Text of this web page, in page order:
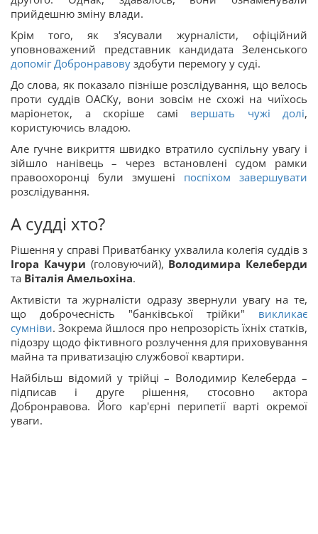
прийдешню зміну влади.
Крім того, як з'ясували журналісти, офіційний
уповноважений представник кандидата Зеленського
допоміг Добронравову здобути перемогу у суді.
До слова, як показало пізніше розслідування, що велось
проти суддів ОАСКу, вони зовсім не схожі на чиїхось
маріонеток, а скоріше самі вершать чужі долі,
користуючись владою.
Але гучне викриття швидко втратило суспільну увагу і
зійшло нанівець – через встановлені судом рамки
правоохоронці були змушені поспіхом завершувати
розслідування.
А судді хто?
Рішення у справі Приватбанку ухвалила колегія суддів з
Ігора Качури (головуючий), Володимира Келеберди
та Віталія Амельохіна.
Активісти та журналісти одразу звернули увагу на те,
що доброчесність "банківської трійки" викликає
сумніви. Зокрема йшлося про непрозорість їхніх статків,
підозру щодо фіктивного розлучення для приховування
майна та приватизацію службової квартири.
Найбільш відомий у трійці – Володимир Келеберда –
підписав і друге рішення, стосовно актора
Добронравова. Його кар'єрні перипетії варті окремої
уваги.